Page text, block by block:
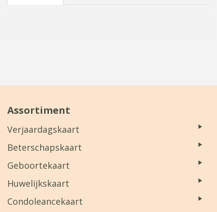
Assortiment
Verjaardagskaart
Beterschapskaart
Geboortekaart
Huwelijkskaart
Condoleancekaart